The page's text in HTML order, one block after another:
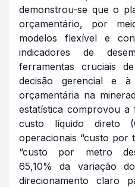
demonstrou-se que o
orçamentário, por
modelos flexível e
indicadores de
ferramentas cruciais
decisão gerencial e
orçamentária na
estatística comprovou
custo líquido direto
operacionais “custo por
“custo por metro
65,10% da variação
direcionamento claro